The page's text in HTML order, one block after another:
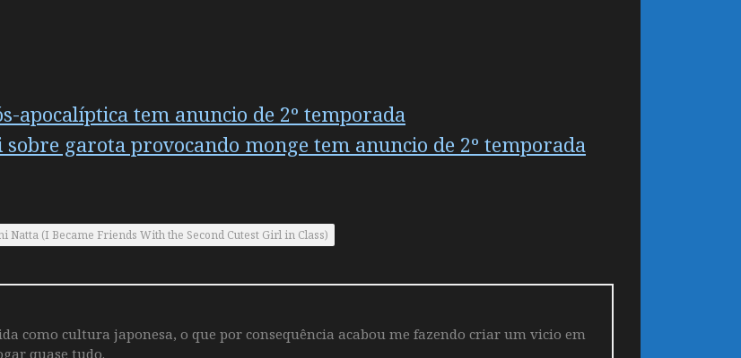
apocalíptica tem anuncio de 2º temporada
sobre garota provocando monge tem anuncio de 2º temporada
Natta (I Became Friends With the Second Cutest Girl in Class)
como cultura japonesa, o que por consequência acabou me fazendo criar um vicio em
quase tudo.